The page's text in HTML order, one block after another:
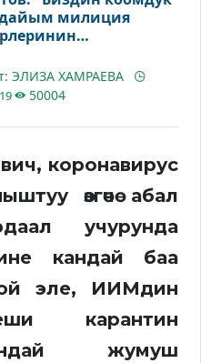
милиция
ЭЛИЗА ХАМРАЕВА
50004
коронавирус
өзгөчө абал
учурунда
кандай баа
эле, ИИМдин
карантин
жумуш